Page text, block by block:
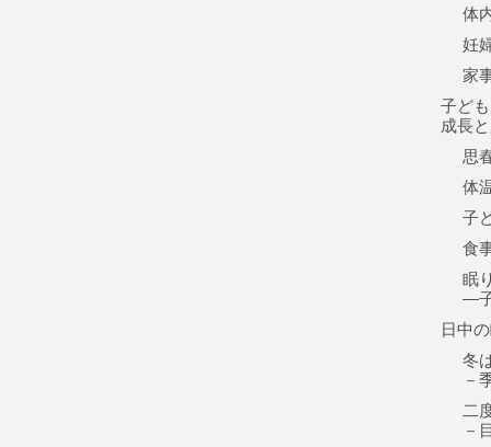
体
妊
家
子ど
成長
思
体
子
食
眠
—
日中
冬
－
二
－